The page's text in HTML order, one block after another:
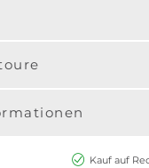
Kauf auf